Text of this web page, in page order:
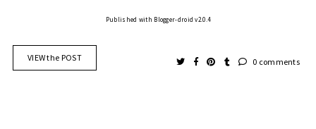
Published with Blogger-droid v2.0.4
VIEW the POST 0 comments